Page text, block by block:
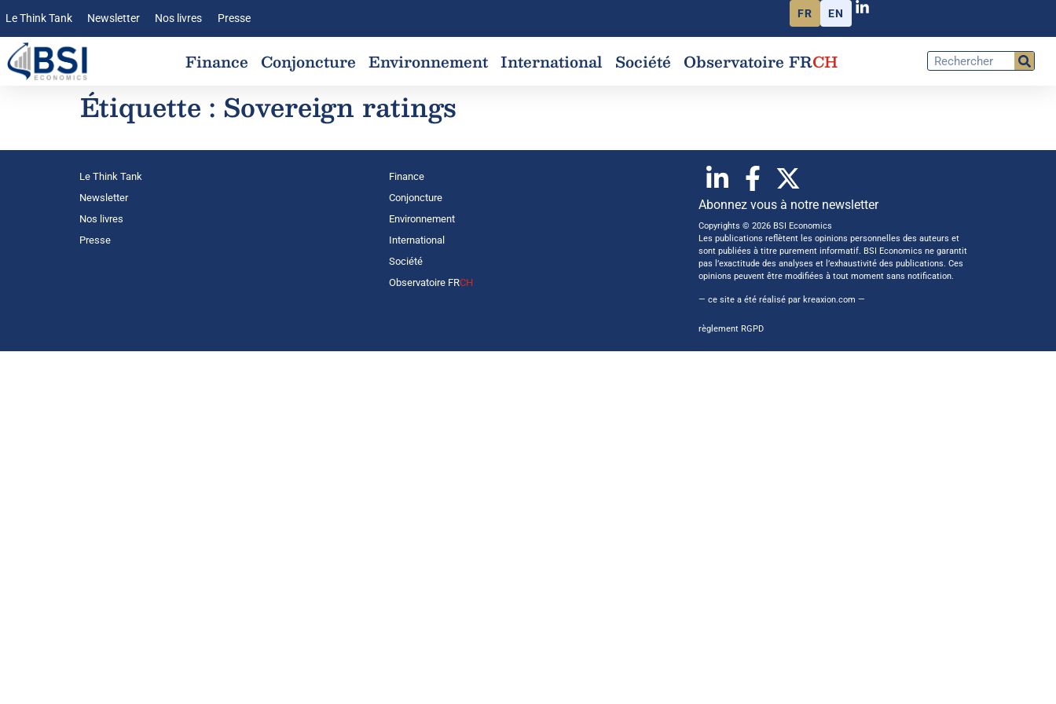
Le Think Tank Newsletter Nos livres Presse FR EN
Finance Conjoncture Environnement International Société Observatoire FRCH
Étiquette : Sovereign ratings
Le Think Tank
Newsletter
Nos livres
Presse
Finance
Conjoncture
Environnement
International
Société
Observatoire FRCH
Abonnez vous à notre newsletter
Copyrights © 2026 BSI Economics
Les publications reflètent les opinions personnelles des auteurs et
sont publiées à titre purement informatif. BSI Economics ne garantit
pas l’exactitude des analyses et l’exhaustivité des publications. Ces
opinions peuvent être modifiées à tout moment sans notification.
— ce site a été réalisé par kreaxion.com —
règlement RGPD